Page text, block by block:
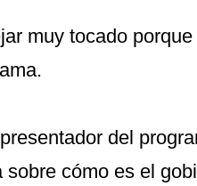
muy tocado
del
sobre cómo es el